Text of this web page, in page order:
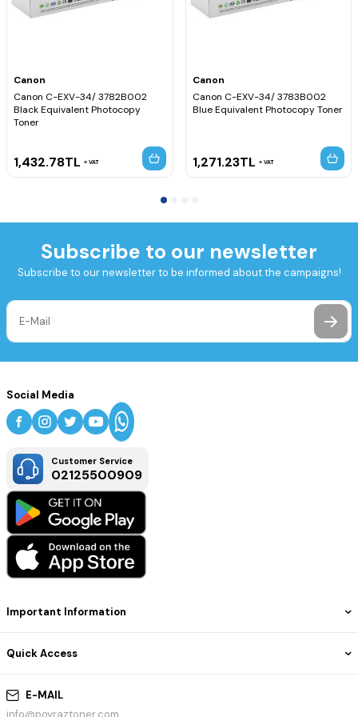
Canon
Canon C-EXV-34/ 3782B002
Black Equivalent Photocopy
Toner
1,432.78TL VAT
Canon
Canon C-EXV-34/ 3783B002
Blue Equivalent Photocopy Toner
1,271.23TL VAT
Subscribe to our newsletter
Subscribe to our newsletter to be informed about the campaigns!
E-MAIL
info@poyraztoner.com
Important Information
Quick Access
Social Media
Customer Service
02125500909